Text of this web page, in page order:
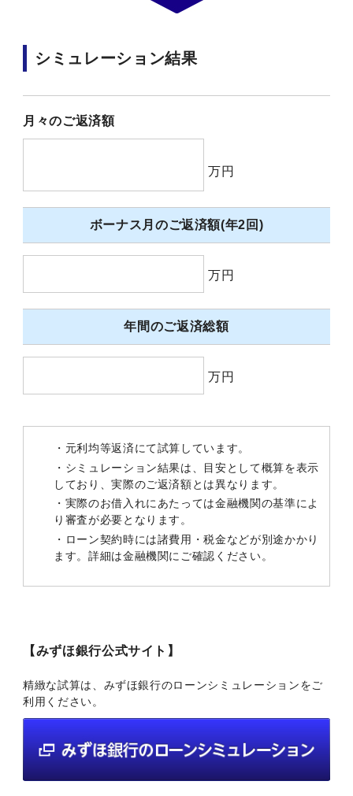
シミュレーション結果
月々のご返済額
万円
ボーナス月のご返済額(年2回)
万円
年間のご返済総額
万円
・元利均等返済にて試算しています。
・シミュレーション結果は、目安として概算を表示
しており、実際のご返済額とは異なります。
・実際のお借入れにあたっては金融機関の基準によ
り審査が必要となります。
・ローン契約時には諸費用・税金などが別途かかり
ます。詳細は金融機関にご確認ください。
【みずほ銀行公式サイト】
精緻な試算は、みずほ銀行のローンシミュレーションをご
利用ください。